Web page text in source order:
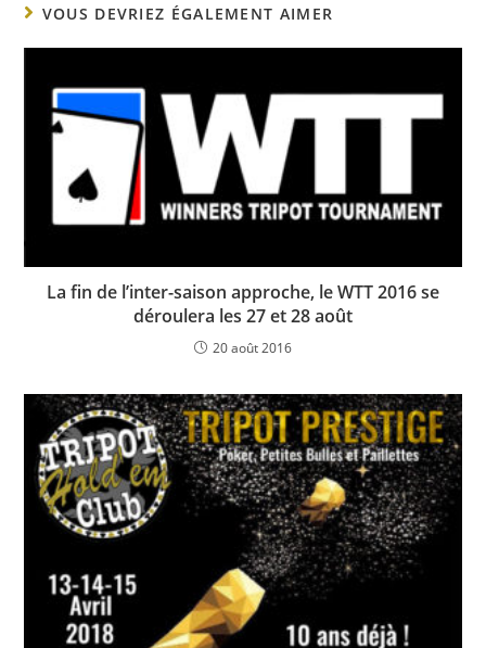
VOUS DEVRIEZ ÉGALEMENT AIMER
La fin de l’inter-saison approche, le WTT 2016 se
déroulera les 27 et 28 août
20 août 2016